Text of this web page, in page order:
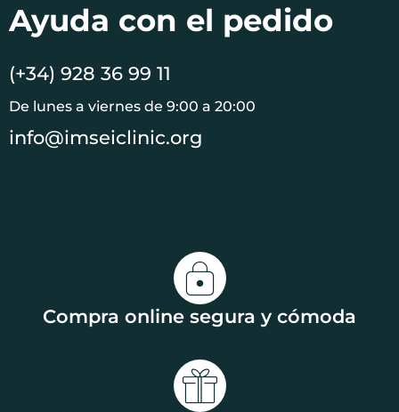
Ayuda con el pedido
(+34) 928 36 99 11
De lunes a viernes de 9:00 a 20:00
info@imseiclinic.org
Compra online segura y cómoda